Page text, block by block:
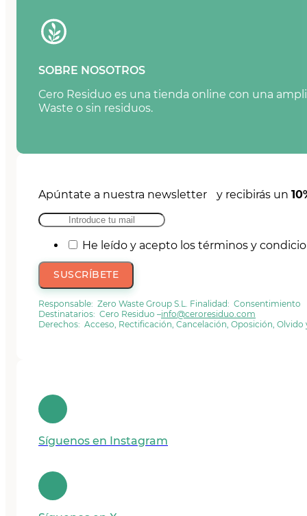
SOBRE NOSOTROS
Cero Residuo es una tienda online con una
Waste o sin residuos.
Apúntate a nuestra newsletter y recibirás un
He leído y acepto los términos y
SUSCRÍBETE
Responsable: Zero Waste Group S.L. Finalidad: Consentimiento
Destinatarios: Cero Residuo –info@ceroresiduo.com
Derechos: Acceso, Rectificación, Cancelación, Oposición,
Síguenos en Instagram